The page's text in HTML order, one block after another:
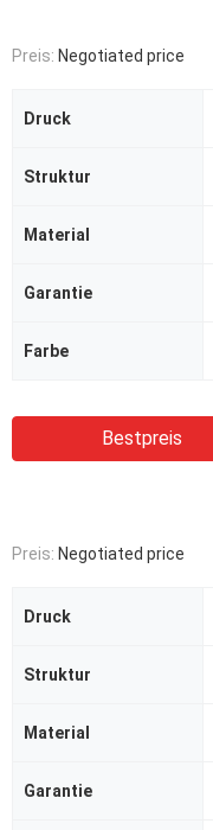
Preis: Negotiated price
Druck
Struktur
Material
Garantie
Farbe
Bestpreis
Preis: Negotiated price
Druck
Struktur
Material
Garantie